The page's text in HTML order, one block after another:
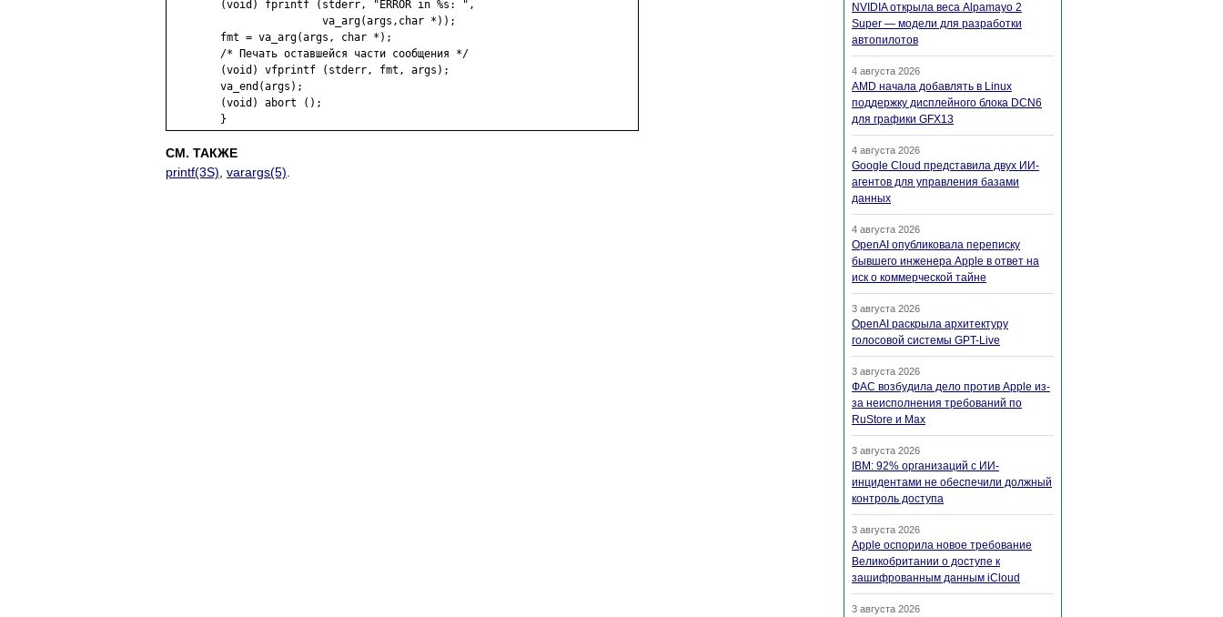
СМ. ТАКЖЕ
printf(3S) varargs(5)
NVIDIA открыла веса Alpamayo 2
Super — модели для разработки
автопилотов
4 августа 2026
AMD начала добавлять в Linux
поддержку дисплейного блока DCN6
для графики GFX13
4 августа 2026
Google Cloud представила двух ИИ-
агентов для управления базами
данных
4 августа 2026
OpenAI опубликовала переписку
бывшего инженера Apple в ответ на
иск о коммерческой тайне
3 августа 2026
OpenAI раскрыла архитектуру
голосовой системы GPT-Live
3 августа 2026
ФАС возбудила дело против Apple из-
за неисполнения требований по
RuStore и Max
3 августа 2026
IBM: 92% организаций с ИИ-
инцидентами не обеспечили должный
контроль доступа
3 августа 2026
Apple оспорила новое требование
Великобритании о доступе к
зашифрованным данным iCloud
3 августа 2026